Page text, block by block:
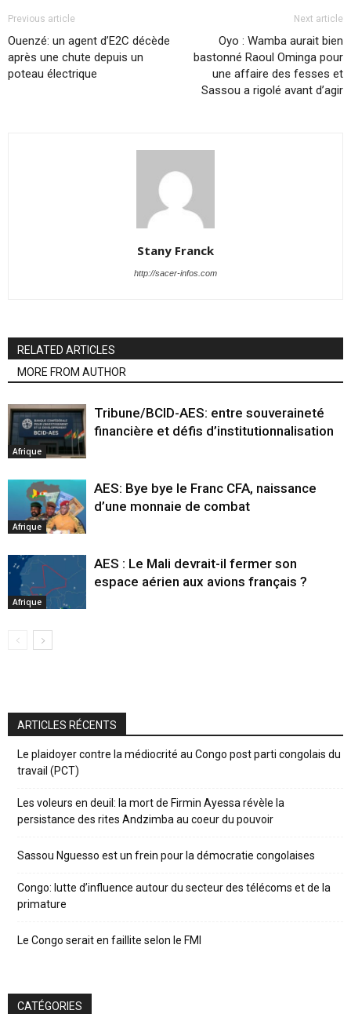
Previous article
Ouenzé: un agent d’E2C décède
après une chute depuis un
poteau électrique
Next article
Oyo : Wamba aurait bien
bastonné Raoul Ominga pour
une affaire des fesses et
Sassou a rigolé avant d’agir
Stany Franck
http://sacer-infos.com
RELATED ARTICLES
MORE FROM AUTHOR
Afrique
Tribune/BCID-AES: entre souveraineté
financière et défis d’institutionnalisation
Afrique
AES: Bye bye le Franc CFA, naissance
d’une monnaie de combat
Afrique
AES : Le Mali devrait-il fermer son
espace aérien aux avions français ?
ARTICLES RÉCENTS
Le plaidoyer contre la médiocrité au Congo post parti congolais du
travail (PCT)
Les voleurs en deuil: la mort de Firmin Ayessa révèle la
persistance des rites Andzimba au coeur du pouvoir
Sassou Nguesso est un frein pour la démocratie congolaises
Congo: lutte d’influence autour du secteur des télécoms et de la
primature
Le Congo serait en faillite selon le FMI
CATÉGORIES